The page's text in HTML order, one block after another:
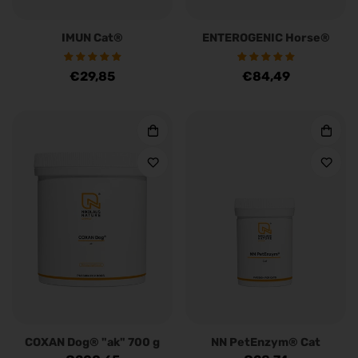
IMUN Cat®
Regulärer
€29,85
ENTEROGENIC Horse®
Regulärer
€84,49
COXAN Dog® "ak" 700 g NN PetEnzym® Cat